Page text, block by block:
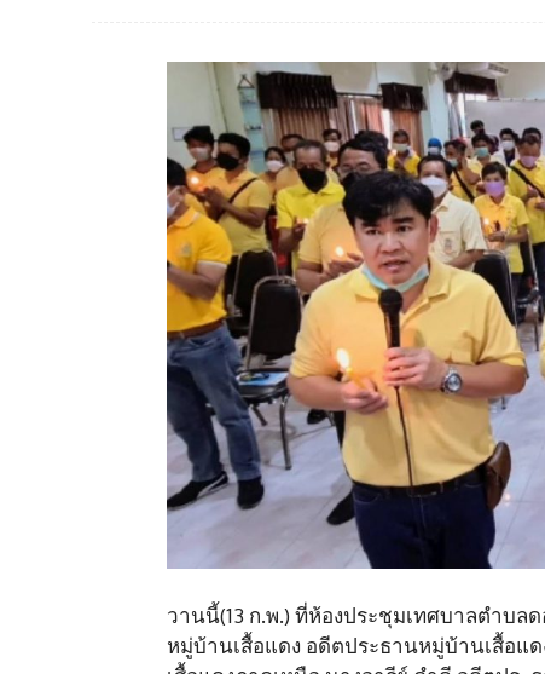
วานนี้(13 ก.พ.) ที่ห้องประชุมเทศบาลตำบล
หมู่บ้านเสื้อแดง อดีตประธานหมู่บ้านเสื้อแ